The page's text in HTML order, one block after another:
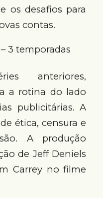
os desafios para
contas.
– 3 temporadas
anteriores,
a rotina do lado
publicitárias. A
ética, censura e
A produção
de Jeff Deniels
Carrey no filme